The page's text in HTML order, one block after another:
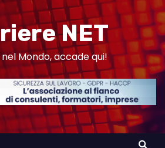
NET
Mondo, accade qui!